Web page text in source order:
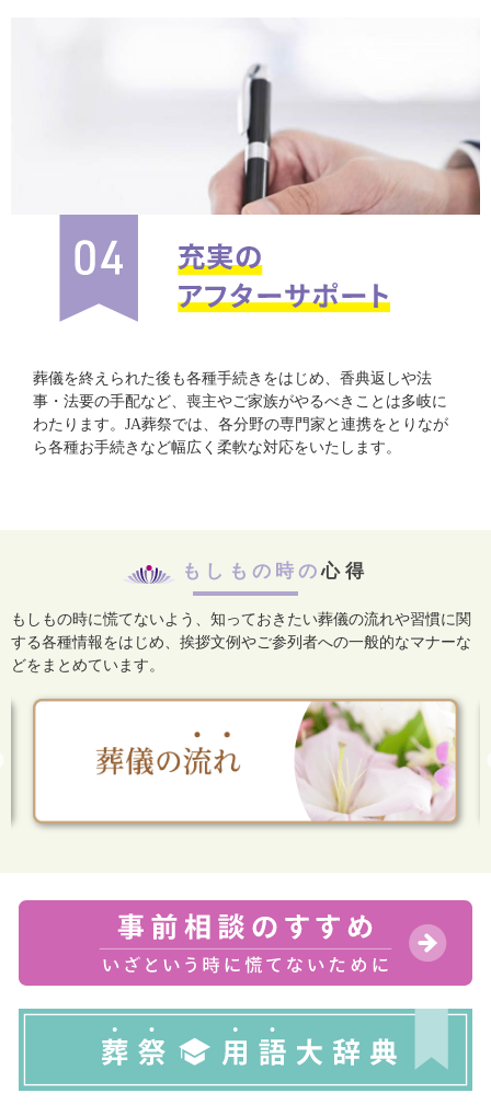
葬儀を終えられた後も各種手続きをはじめ、香典返しや法
事・法要の手配など、喪主やご家族がやるべきことは多岐に
わたります。JA葬祭では、各分野の専門家と連携をとりなが
ら各種お手続きなど幅広く柔軟な対応をいたします。
もしもの時の心得
もしもの時に慌てないよう、知っておきたい葬儀の流れや習慣に関
する各種情報をはじめ、 挨拶文例やご参列者への一般的なマナーな
どをまとめています。